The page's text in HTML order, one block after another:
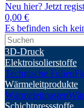
Neu hier? Jetzt
0,00 €
Es befinden sich
3D-Druck
Elektroisolierstoffe
Technische Folien
Wärmeleitprodukte
Wärmeleitpasten
Schichtpressstoffe